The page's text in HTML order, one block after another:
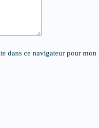
dans ce navigateur pour